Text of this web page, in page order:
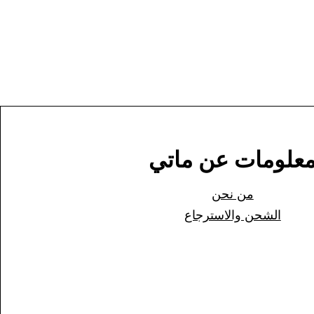
عن ماتي
من نحن
الشحن والاسترجاع